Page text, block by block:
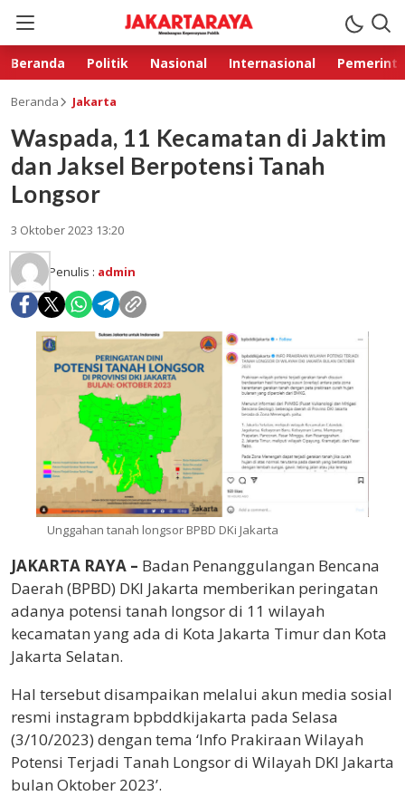
Beranda Politik Nasional Internasional
Beranda Jakarta
Waspada, 11 Kecamatan di Jaktim
dan Jaksel Berpotensi Tanah
Longsor
3 Oktober 2023 13:20
Penulis : admin
Unggahan tanah longsor BPBD DKi Jakarta
JAKARTA RAYA – Badan Penanggulangan Bencana
Daerah (BPBD) DKI Jakarta memberikan peringatan
adanya potensi tanah longsor di 11 wilayah
kecamatan yang ada di Kota Jakarta Timur dan Kota
Jakarta Selatan.
Hal tersebut disampaikan melalui akun media sosial
resmi instagram bpbddkijakarta pada Selasa
(3/10/2023) dengan tema ‘Info Prakiraan Wilayah
Potensi Terjadi Tanah Longsor di Wilayah DKI Jakarta
bulan Oktober 2023’.